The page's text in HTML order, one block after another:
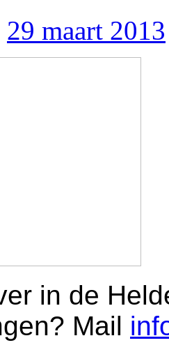
29 maart 2013
in de
Mail